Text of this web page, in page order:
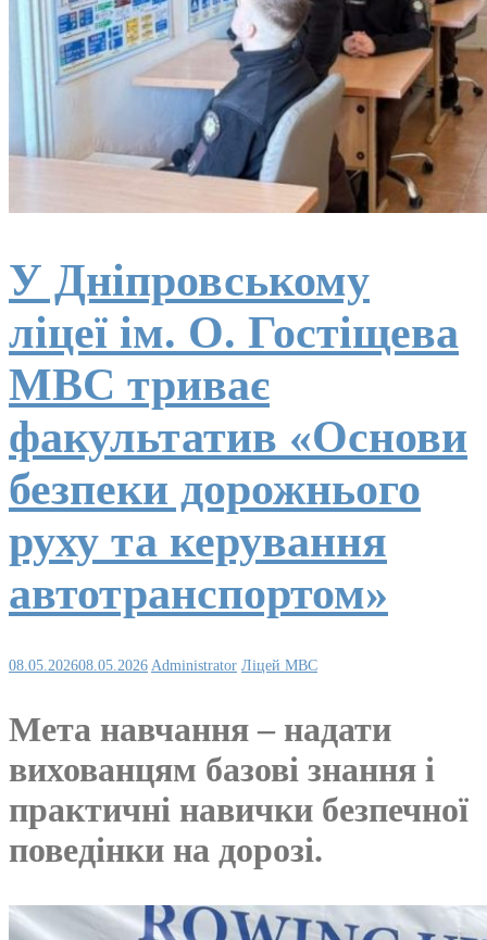
У Дніпровському
ліцеї ім. О. Гостіщева
МВС триває
факультатив «Основи
безпеки дорожнього
руху та керування
автотранспортом»
08.05.202608.05.2026 Administrator Ліцей МВС
Мета навчання – надати
вихованцям базові знання і
практичні навички безпечної
поведінки на дорозі.